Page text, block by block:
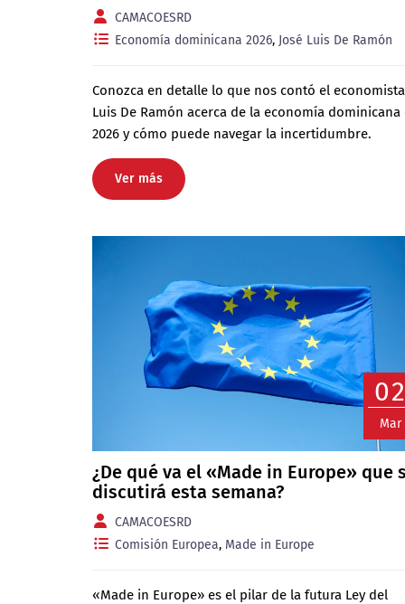
CAMACOESRD
Economía dominicana 2026, José Luis De Ramón
Conozca en detalle lo que nos contó el
Luis De Ramón acerca de la economía dominicana
2026 y cómo puede navegar la incertidumbre.
Ver más
Mar
¿De qué va el «Made in Europe» que
discutirá esta semana?
CAMACOESRD
Comisión Europea, Made in Europe
«Made in Europe» es el pilar de la futura Ley del